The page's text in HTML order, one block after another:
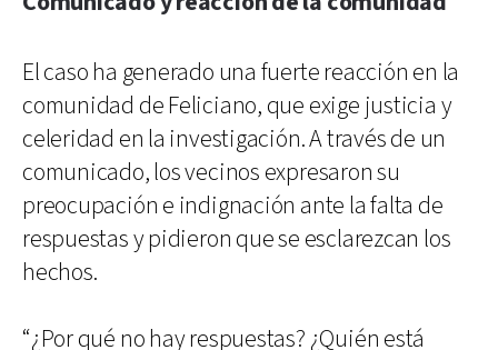
El caso ha generado una fuerte reacción en la
comunidad de Feliciano, que exige justicia y
celeridad en la investigación. A través de un
comunicado, los vecinos expresaron su
preocupación e indignación ante la falta de
respuestas y pidieron que se esclarezcan los
hechos.
“¿Por qué no hay respuestas? ¿Quién está